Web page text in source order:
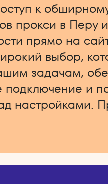
к
прокси в Перу
прямо на
выбор,
задачам,
подключение и
настройками.